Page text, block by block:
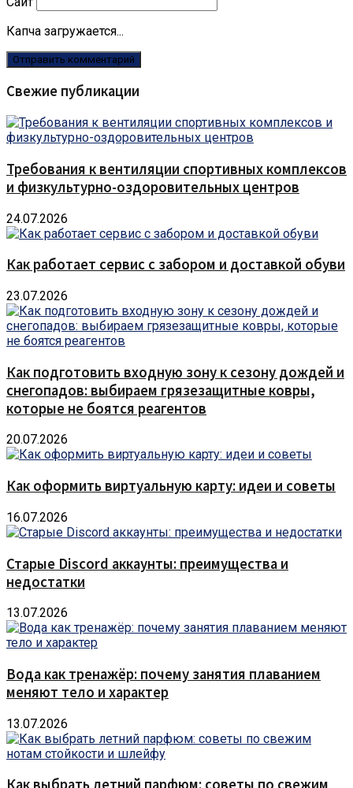
Капча загружается...
Свежие публикации
Требования к вентиляции спортивных комплексов
и физкультурно-оздоровительных центров
24.07.2026
Как работает сервис с забором и доставкой обуви
23.07.2026
Как подготовить входную зону к сезону дождей и
снегопадов: выбираем грязезащитные ковры,
которые не боятся реагентов
20.07.2026
Как оформить виртуальную карту: идеи и советы
16.07.2026
Старые Discord аккаунты: преимущества и
недостатки
13.07.2026
Вода как тренажёр: почему занятия плаванием
меняют тело и характер
13.07.2026